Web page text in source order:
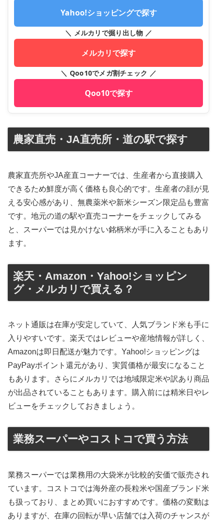
Yahoo!ショッピングで探す
＼ メルカリで掘り出し物 ／
メルカリで探す
＼ Qoo10でメガ割チェック ／
Qoo10で探す
農家直売・JA直売所・道の駅で探す
農家直売所やJA産直コーナーでは、生産者から直接購入
できるため鮮度が高く価格も良心的です。生産者の顔が見
える安心感があり、無農薬米や新米シーズン限定品も豊富
です。地元の道の駅や直売コーナーをチェックしてみる
と、スーパーでは見かけない銘柄米が手に入ることもあり
ます。
楽天・Amazon・Yahoo!ショッピン
グ・メルカリで買える？
ネット通販は在庫が安定していて、人気ブランド米も手に
入りやすいです。楽天ではレビューや産地情報が詳しく、
Amazonは即日配送が魅力です。Yahoo!ショッピングは
PayPayポイント還元があり、実質価格が最安になること
もあります。さらにメルカリでは地域限定米や訳あり商品
が出品されていることもあります。購入前には精米日やレ
ビューをチェックしておきましょう。
業務スーパーやコストコで買う方法
業務スーパーでは業務用の大袋米が比較的安価で販売され
ています。コストコでは海外産の長粒米や国産ブランド米
も扱っており、まとめ買いにおすすめです。価格の変動は
ありますが、在庫の回転が早い店舗では入荷のチャンスが